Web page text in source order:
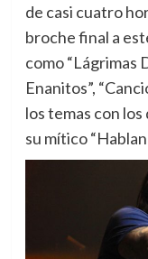
de casi cuatro
broche final a
como “Lágrimas
Enanitos”,
los temas con
su mítico